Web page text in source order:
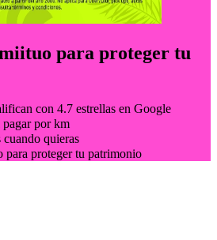
para proteger tu
con 4.7 estrellas en Google
por km
cuando quieras
proteger tu patrimonio